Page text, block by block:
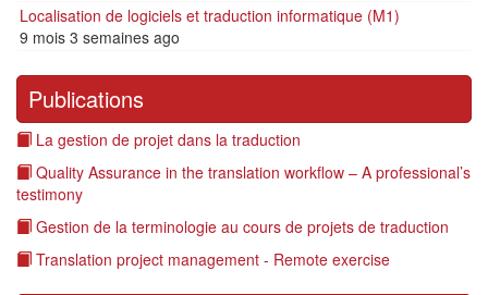
Localisation de logiciels et traduction informatique (M1)
9 mois 3 semaines ago
Publications
La gestion de projet dans la traduction
Quality Assurance in the translation workflow – A professional’s
testimony
Gestion de la terminologie au cours de projets de traduction
Translation project management - Remote exercise